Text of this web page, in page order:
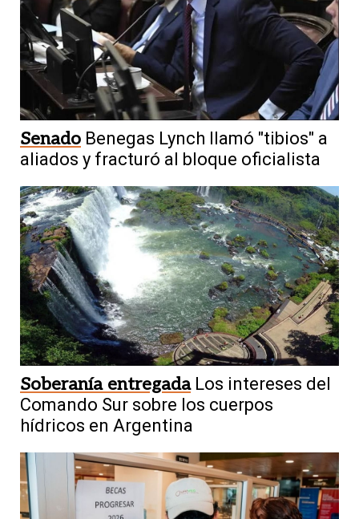
Senado Benegas Lynch llamó "tibios" a
aliados y fracturó al bloque oficialista
Soberanía entregada Los intereses del
Comando Sur sobre los cuerpos
hídricos en Argentina